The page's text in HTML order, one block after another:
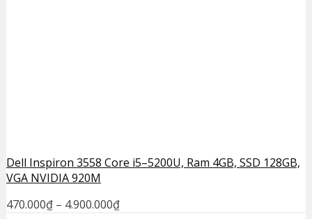
Dell Inspiron 3558 Core i5–5200U, Ram 4GB, SSD 128GB,
VGA NVIDIA 920M
470.000₫ – 4.900.000₫